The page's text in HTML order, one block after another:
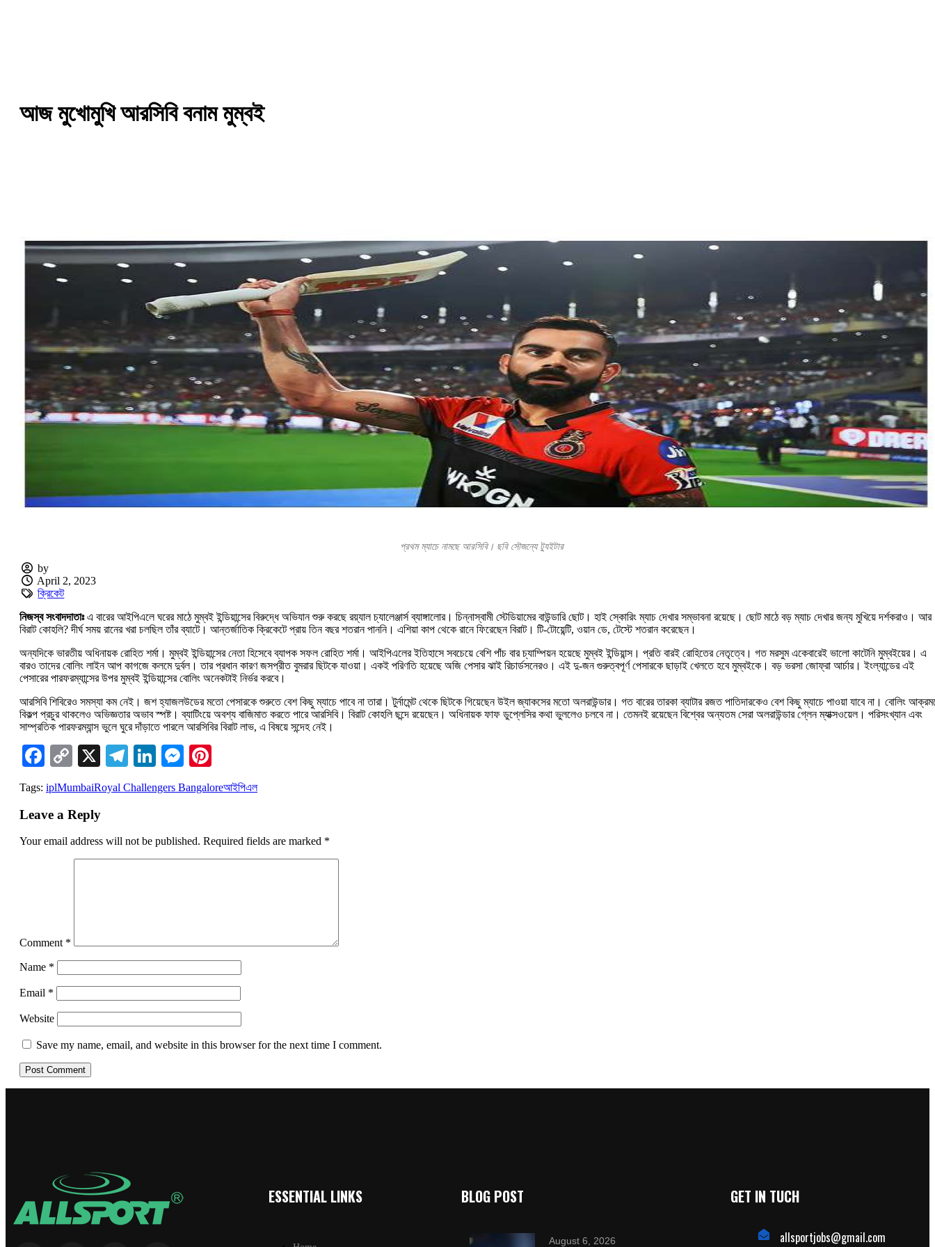
আজ মুখোমুখি আরসিবি বনাম মুম্বই
প্রথম ম্যাচে নামছে আরসিবি। ছবি সৌজন্যে ট্যুইটার
by
April 2, 2023
ক্রিকেট
নিজস্ব সংবাদদাতাঃএ বারের আইপিএলে ঘরের মাঠে মুম্বই ইন্ডিয়ান্সের বিরুদ্ধে অভিযান শুরু করছে রয়্যাল চ্যালেঞ্জার্স ব্যাঙ্গালোর। চিন্নাস্বামী স্টেডিয়ামের বাউন্ডারি ছোট। হাই স্কোরিং ম্যাচ দেখার সম্ভাবনা রয়েছে। ছোট মাঠে বড় ম্যাচ দেখার জন্য মুখিয়ে দর্শকরাও। আর
বিরাট কোহলি? দীর্ঘ সময় রানের খরা চলছিল তাঁর ব্যাটে। আন্তর্জাতিক ক্রিকেটে প্রায় তিন বছর শতরান পাননি। এশিয়া কাপ থেকে রানে ফিরেছেন বিরাট। টি-টোয়েন্টি, ওয়ান ডে, টেস্টে শতরান করেছেন।
অন্যদিকে ভারতীয় অধিনায়ক রোহিত শর্মা। মুম্বই ইন্ডিয়ান্সের নেতা হিসেবে ব্যাপক সফল রোহিত শর্মা। আইপিএলের ইতিহাসে সবচেয়ে বেশি পাঁচ বার চ্যাম্পিয়ন হয়েছে মুম্বই ইন্ডিয়ান্স। প্রতি বারই রোহিতের নেতৃত্বে। গত মরসুম একেবারেই ভালো কাটেনি মুম্বইয়ের। এ
বারও তাদের বোলিং লাইন আপ কাগজে কলমে দুর্বল। তার প্রধান কারণ জসপ্রীত বুমরার ছিটকে যাওয়া। একই পরিণতি হয়েছে অজি পেসার ঝাই রিচার্ডসনেরও। এই দু-জন গুরুত্বপূর্ণ পেসারকে ছাড়াই খেলতে হবে মুম্বইকে। বড় ভরসা জোফ্রা আর্চার। ইংল্যান্ডের এই
পেসারের পারফরম্যান্সের উপর মুম্বই ইন্ডিয়ান্সের বোলিং অনেকটাই নির্ভর করবে।
আরসিবি শিবিরেও সমস্যা কম নেই। জশ হ্যাজলউডের মতো পেসারকে শুরুতে বেশ কিছু ম্যাচে পাবে না তারা। টুর্নামেন্ট থেকে ছিটকে গিয়েছেন উইল জ্যাকসের মতো অলরাউন্ডার। গত বারের তারকা ব্যাটার রজত পাতিদারকেও বেশ কিছু ম্যাচে পাওয়া যাবে না। বোলিং
বিকল্প প্রচুর থাকলেও অভিজ্ঞতার অভাব স্পষ্ট। ব্যাটিংয়ে অবশ্য বাজিমাত করতে পারে আরসিবি। বিরাট কোহলি ছন্দে রয়েছেন। অধিনায়ক ফাফ ডুপ্লেসির কথা ভুললেও চলবে না। তেমনই রয়েছেন বিশ্বের অন্যতম সেরা অলরাউন্ডার গ্লেন ম্যাক্সওয়েল। পরিসংখ্যান এবং
সাম্প্রতিক পারফরম্যান্স ভুলে ঘুরে দাঁড়াতে পারলে আরসিবির বিরাট লাভ, এ বিষয়ে সন্দেহ নেই।
Facebook
Copy
Link
X Telegram
LinkedIn
Messenger
Tags: iplMumbaiRoyal Challengers Bangaloreআইপিএল
Leave a Reply
Your email address will not be published. Required fields are marked *
Comment *
Name *
Email *
Website
Save my name, email, and website in this browser for the next time I comment.
ESSENTIAL LINKS BLOG POST
August 6, 2026
GET IN TUCH
allsportjobs@gmail.com